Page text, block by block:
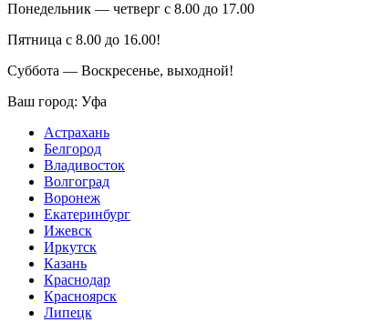
Понедельник — четверг с 8.00 до 17.00
Пятница с 8.00 до 16.00!
Суббота — Воскресенье, выходной!
Ваш город: Уфа
Астрахань
Белгород
Владивосток
Волгоград
Воронеж
Екатеринбург
Ижевск
Иркутск
Казань
Краснодар
Красноярск
Липецк